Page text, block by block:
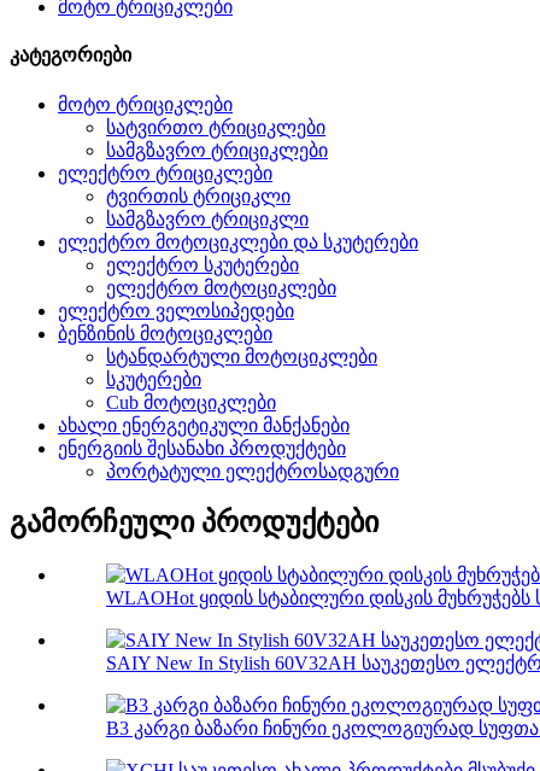
მოტო ტრიციკლები
კატეგორიები
მოტო ტრიციკლები
სატვირთო ტრიციკლები
სამგზავრო ტრიციკლები
ელექტრო ტრიციკლები
ტვირთის ტრიციკლი
სამგზავრო ტრიციკლი
ელექტრო მოტოციკლები და სკუტერები
ელექტრო სკუტერები
ელექტრო მოტოციკლები
ელექტრო ველოსიპედები
ბენზინის მოტოციკლები
სტანდარტული მოტოციკლები
სკუტერები
Cub მოტოციკლები
ახალი ენერგეტიკული მანქანები
ენერგიის შესანახი პროდუქტები
პორტატული ელექტროსადგური
გამორჩეული პროდუქტები
WLAOHot ყიდის სტაბილური დისკის
SAIY New In Stylish 60V32AH საუკეთესო
B3 კარგი ბაზარი ჩინური ეკოლოგიურად